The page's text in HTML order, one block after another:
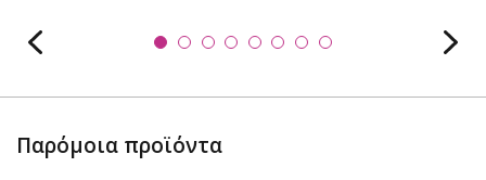
Παρόμοια προϊόντα